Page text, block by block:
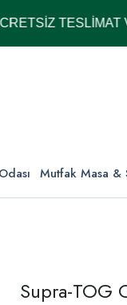
VE
Mutfak Masa &
Supra-TOG